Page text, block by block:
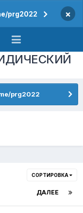
prg2022 ×
prg2022
СОРТИРОВКА
ДАЛЕЕ